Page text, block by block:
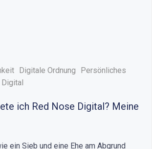
Digitale Ordnung
Persönliches
ich Red Nose Digital? Meine
ein Sieb und eine Ehe am Abgrund